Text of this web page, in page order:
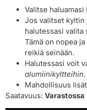
Valitse
Jos valitset
halutessasi valita
Tämä on nopea
reikiä seinään.
Halutessasi voit
alumiinikyltteihin.
Mahdollisuus
Saatavuus:Varastossa